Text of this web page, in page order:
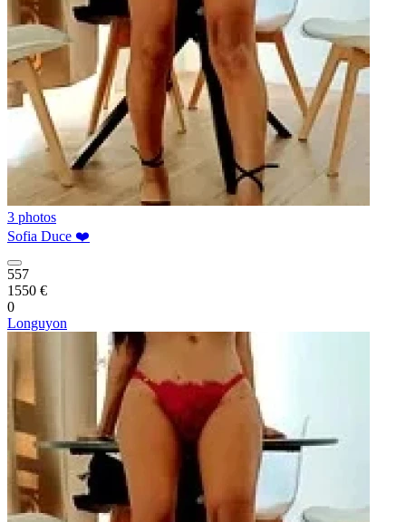
3 photos
Sofia Duce ❤️
557
1550 €
0
Longuyon